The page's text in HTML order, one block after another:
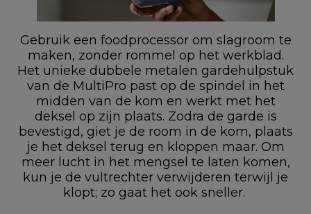
Gebruik een foodprocessor om slagroom te
maken, zonder rommel op het werkblad.
Het unieke dubbele metalen gardehulpstuk
van de MultiPro past op de spindel in het
midden van de kom en werkt met het
deksel op zijn plaats. Zodra de garde is
bevestigd, giet je de room in de kom, plaats
je het deksel terug en kloppen maar. Om
meer lucht in het mengsel te laten komen,
kun je de vultrechter verwijderen terwijl je
klopt; zo gaat het ook sneller.